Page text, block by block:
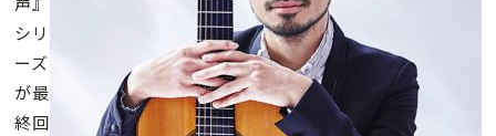
シリ
ーズ
が最
終回